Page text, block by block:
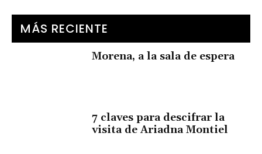
MÁS RECIENTE
Morena, a la sala de espera
7 claves para descifrar la
visita de Ariadna Montiel